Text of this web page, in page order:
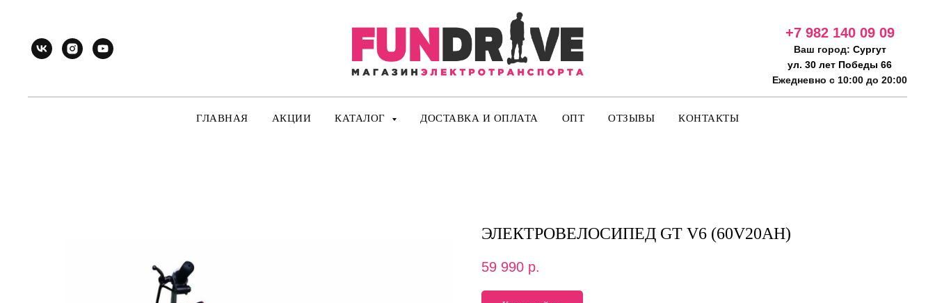
+7 982 140 09 09
Ваш город: Сургут
ул. 30 лет Победы 66
Ежедневно с 10:00 до 20:00
ГЛАВНАЯ АКЦИИ КАТАЛОГ ДОСТАВКА И ОПЛАТА ОПТ ОТЗЫВЫ КОНТАКТЫ
ЭЛЕКТРОВЕЛОСИПЕД GT V6 (60V20АH)
59 990 р.